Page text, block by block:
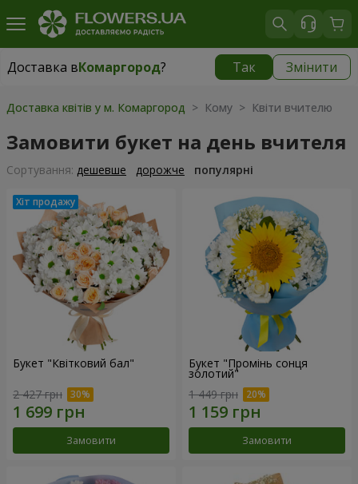
Доставка вКомаргород? Так Змінити
Доставка вКомаргород|
Доставка квітів у м. Комаргород > Кому > Квіти вчителю
Замовити букет на день вчителя
Сортування: дешевше дорожче популярні
Букет "Квітковий бал"
2 427 грн
Замовити
Букет "Промінь сонця
золотий"
1 449 грн
Замовити